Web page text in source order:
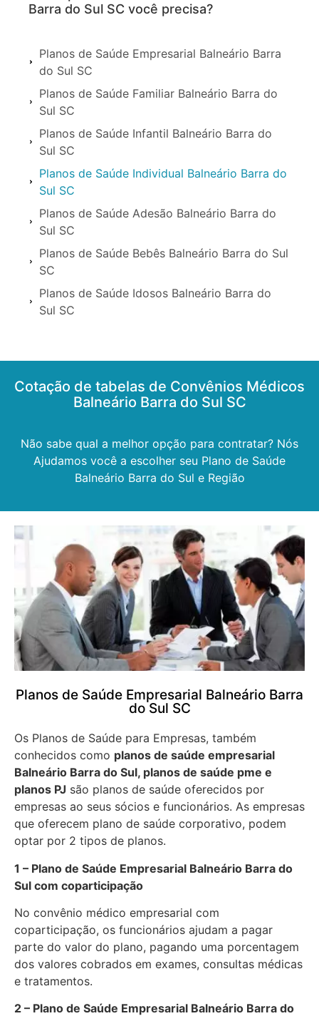
Barra do Sul SC você precisa?
Planos de Saúde Empresarial Balneário Barra
do Sul SC
Planos de Saúde Familiar Balneário Barra do
Sul SC
Planos de Saúde Infantil Balneário Barra do
Sul SC
Planos de Saúde Individual Balneário Barra do
Sul SC
Planos de Saúde Adesão Balneário Barra do
Sul SC
Planos de Saúde Bebês Balneário Barra do Sul
SC
Planos de Saúde Idosos Balneário Barra do
Sul SC
Cotação de tabelas de Convênios Médicos
Balneário Barra do Sul SC
Não sabe qual a melhor opção para contratar? Nós
Ajudamos você a escolher seu Plano de Saúde
Balneário Barra do Sul e Região
Planos de Saúde Empresarial Balneário Barra
do Sul SC
Os Planos de Saúde para Empresas, também
conhecidos como planos de saúde empresarial
Balneário Barra do Sul, planos de saúde pme e
planos PJ são planos de saúde oferecidos por
empresas ao seus sócios e funcionários. As empresas
que oferecem plano de saúde corporativo, podem
optar por 2 tipos de planos.
1 – Plano de Saúde Empresarial Balneário Barra do
Sul com coparticipação
No convênio médico empresarial com
coparticipação, os funcionários ajudam a pagar
parte do valor do plano, pagando uma porcentagem
dos valores cobrados em exames, consultas médicas
e tratamentos.
2 – Plano de Saúde Empresarial Balneário Barra do